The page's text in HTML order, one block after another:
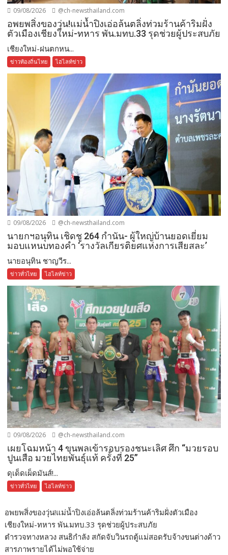
09/08/2026 @ch-newsthailand.com
อพยพสิ่งของวุ่น!แม่น้ำปิงเอ่อล้นตลิ่งท่วมร้านค้าริมฝั่ง
ตัวเมืองเชียงใหม่-ทหาร พัน.มทบ.33 รุดช่วยผู้ประสบภัย
เชียงใหม่-ฝนตกหน...
ข่าวท้องถิ่นไทย ไฮไลท์ข่าว
09/08/2026 @ch-newsthailand.com
นายกฯอนุทิน เชิดชู 264 กำนัน- ผู้ใหญ่บ้านยอดเยี่ยม
มอบแหนบทองคำ ‘รางวัลเกียรติยศแห่งการเสียสละ’
นายอนุทิน ชาญวีร...
ข่าวทั่วไทย ไฮไลท์ข่าว
09/08/2026 @ch-newsthailand.com
เผยโฉมหน้า 4 ขุนพลเข้ารอบรองชนะเลิศ ศึก “มวยรอบ
ปูนเสือ มวยไทยพันธุ์แท้ ครั้งที่ 25”
ดุเด็ดเผ็ดมันส์!...
ข่าวทั่วไทย ไฮไลท์ข่าว
อพยพสิ่งของวุ่น!แม่น้ำปิงเอ่อล้นตลิ่งท่วมร้านค้าริมฝั่งตัวเมือง
เชียงใหม่-ทหาร พัน.มทบ.33 รุดช่วยผู้ประสบภัย
ตำรวจทางหลวง สนธิกำลัง สกัดจับวินรถตู้แม่สอดรับจ้างขนต่างด้าว
สารภาพรายได้ไม่พอใช้จ่าย